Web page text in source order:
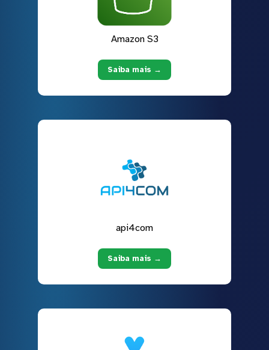
Amazon S3
Saiba mais →
api4com
Saiba mais →